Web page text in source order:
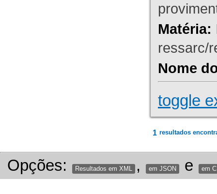
Matéria:
ressarc/
Nome
toggle
1 resultados
Opções: Resultados em XML , em JSON e em